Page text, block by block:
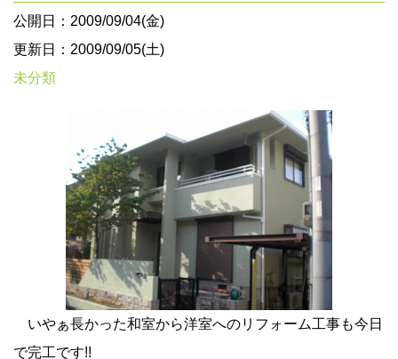
公開日：2009/09/04(金)
更新日：2009/09/05(土)
未分類
いやぁ長かった和室から洋室へのリフォーム工事も今日
で完工です!!